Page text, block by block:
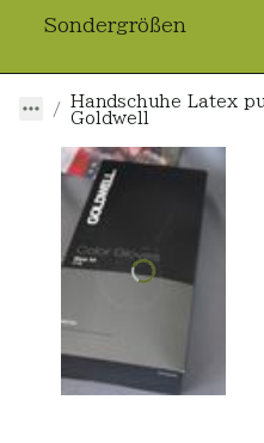
Sondergrößen
Handschuhe Latex
Goldwell